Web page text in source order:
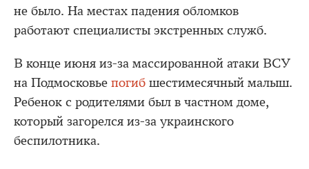
не было. На местах падения обломков
работают специалисты экстренных служб.
В конце июня из-за массированной атаки ВСУ
на Подмосковье погиб шестимесячный малыш.
Ребенок с родителями был в частном доме,
который загорелся из-за украинского
беспилотника.